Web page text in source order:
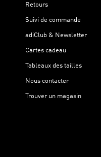
Retours
Suivi de commande
adiClub & Newsletter
Cartes cadeau
Tableaux des tailles
Nous contacter
Trouver un magasin